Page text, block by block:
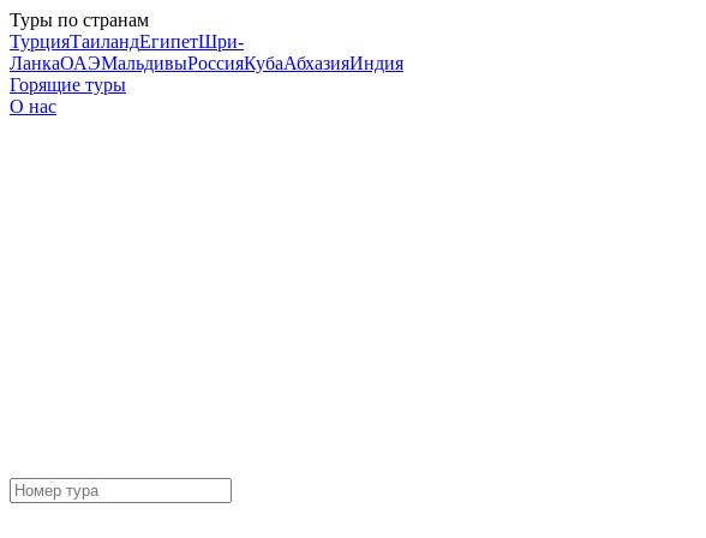
Туры по странам
ТурцияТаиландЕгипетШри-
ЛанкаОАЭМальдивыРоссияКубаАбхазияИндия
Горящие туры
О нас